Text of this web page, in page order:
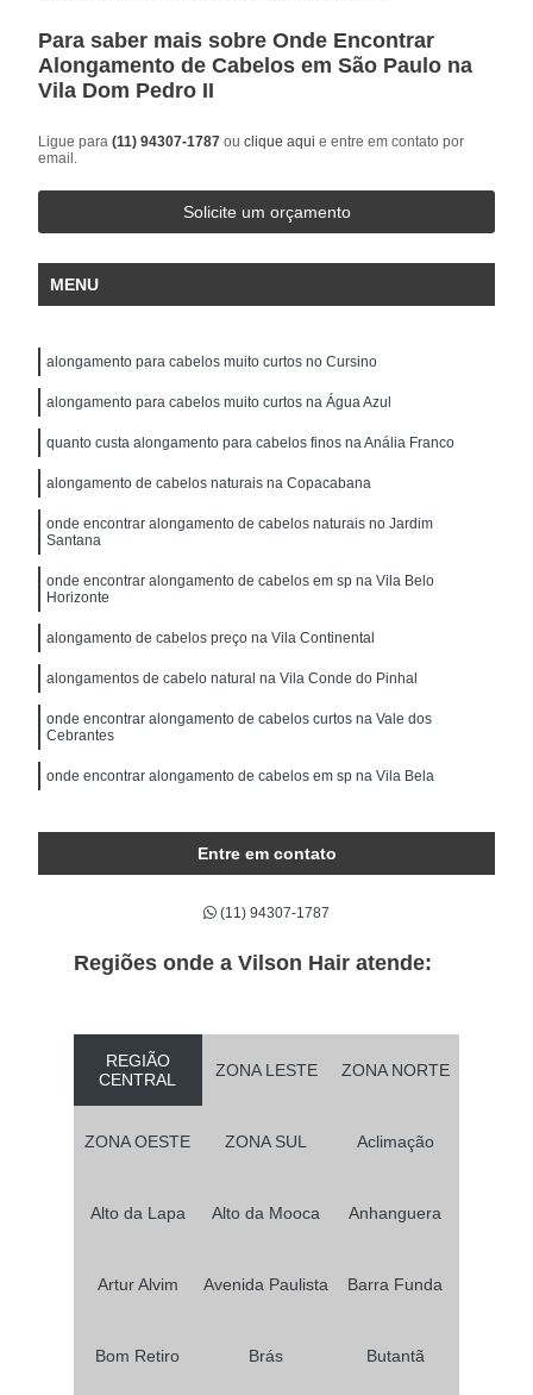
Para saber mais sobre Onde Encontrar
Alongamento de Cabelos em São Paulo na
Vila Dom Pedro II
Ligue para(11) 94307-1787ouclique aqui e entre em contato por
email.
Solicite um orçamento
MENU
alongamento para cabelos muito curtos no Cursino
alongamento para cabelos muito curtos na Água Azul
quanto custa alongamento para cabelos finos na Anália Franco
alongamento de cabelos naturais na Copacabana
onde encontrar alongamento de cabelos naturais no Jardim
Santana
onde encontrar alongamento de cabelos em sp na Vila Belo
Horizonte
alongamento de cabelos preço na Vila Continental
alongamentos de cabelo natural na Vila Conde do Pinhal
onde encontrar alongamento de cabelos curtos na Vale dos
Cebrantes
onde encontrar alongamento de cabelos em sp na Vila Bela
Entre em contato
(11) 94307-1787
Regiões onde a Vilson Hair atende:
REGIÃO
CENTRAL
ZONA LESTE ZONA NORTE
ZONA OESTE ZONA SUL Aclimação
Alto da Lapa Alto da Mooca Anhanguera
Artur Alvim Avenida Paulista Barra Funda
Bom Retiro Brás Butantã